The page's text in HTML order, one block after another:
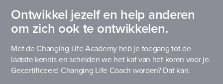
Ontwikkel jezelf en help anderen
om zich ook te ontwikkelen.
Met de Changing Life Academy heb je toegang tot de
laatste kennis en scheiden we het kaf van het koren voor je.
Gecertificeerd Changing Life Coach worden? Dat kan.